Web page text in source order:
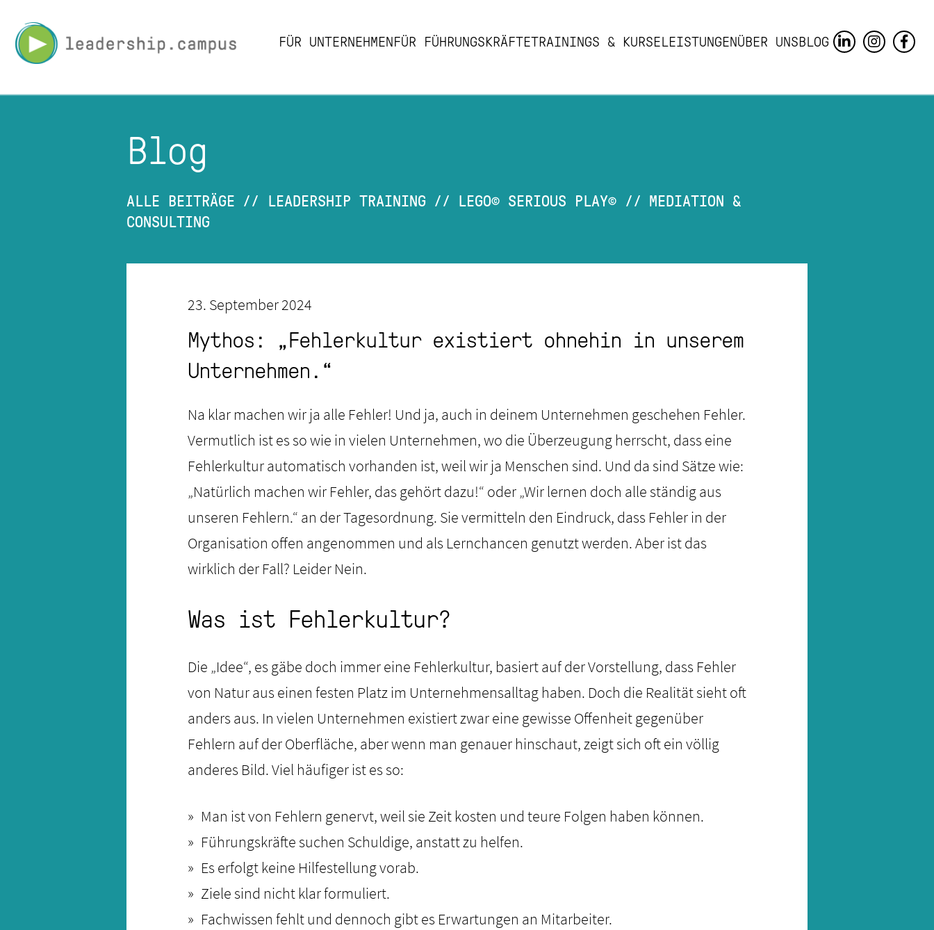
FÜR UNTERNEHMENFÜR FÜHRUNGSKRÄFTETRAININGS & KURSELEISTUNGENÜBER UNSBLOG
Blog
ALLE BEITRÄGE // LEADERSHIP TRAINING // LEGO© SERIOUS PLAY© //
MEDIATION &
CONSULTING
23. September 2024
Mythos: „Fehlerkultur existiert ohnehin in unserem
Unternehmen.“
Na klar machen wir ja alle Fehler! Und ja, auch in deinem Unternehmen geschehen Fehler.
Vermutlich ist es so wie in vielen Unternehmen, wo die Überzeugung herrscht, dass eine
Fehlerkultur automatisch vorhanden ist, weil wir ja Menschen sind. Und da sind Sätze wie:
„Natürlich machen wir Fehler, das gehört dazu!“ oder „Wir lernen doch alle ständig aus
unseren Fehlern.“ an der Tagesordnung. Sie vermitteln den Eindruck, dass Fehler in der
Organisation offen angenommen und als Lernchancen genutzt werden. Aber ist das
wirklich der Fall? Leider Nein.
Was ist Fehlerkultur?
Die „Idee“, es gäbe doch immer eine Fehlerkultur, basiert auf der Vorstellung, dass Fehler
von Natur aus einen festen Platz im Unternehmensalltag haben. Doch die Realität sieht oft
anders aus. In vielen Unternehmen existiert zwar eine gewisse Offenheit gegenüber
Fehlern auf der Oberfläche, aber wenn man genauer hinschaut, zeigt sich oft ein völlig
anderes Bild. Viel häufiger ist es so:
Man ist von Fehlern genervt, weil sie Zeit kosten und teure Folgen haben können.
Führungskräfte suchen Schuldige, anstatt zu helfen.
Es erfolgt keine Hilfestellung vorab.
Ziele sind nicht klar formuliert.
Fachwissen fehlt und dennoch gibt es Erwartungen an Mitarbeiter.